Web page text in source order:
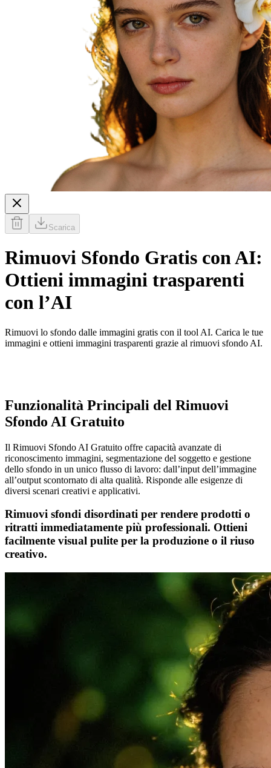
Scarica
Rimuovi Sfondo Gratis con AI:
Ottieni immagini trasparenti
con l’AI
Rimuovi lo sfondo dalle immagini gratis con il tool AI. Carica le tue
immagini e ottieni immagini trasparenti grazie al rimuovi sfondo AI.
Funzionalità Principali del Rimuovi
Sfondo AI Gratuito
Il Rimuovi Sfondo AI Gratuito offre capacità avanzate di
riconoscimento immagini, segmentazione del soggetto e gestione
dello sfondo in un unico flusso di lavoro: dall’input dell’immagine
all’output scontornato di alta qualità. Risponde alle esigenze di
diversi scenari creativi e applicativi.
Rimuovi sfondi disordinati per rendere prodotti o
ritratti immediatamente più professionali. Ottieni
facilmente visual pulite per la produzione o il riuso
creativo.